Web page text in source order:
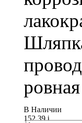
В Наличии
152.39i